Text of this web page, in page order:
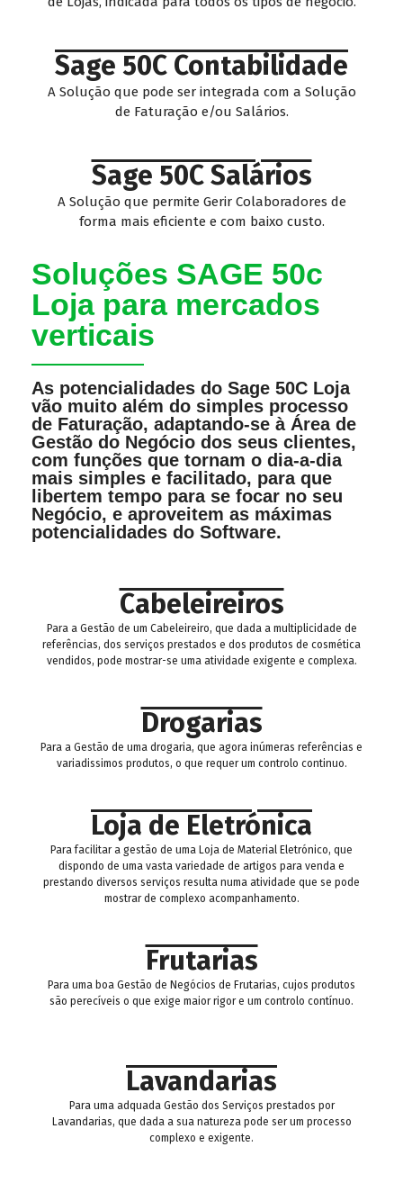
Sage 50C Contabilidade
A Solução que pode ser integrada com a Solução
de Faturação e/ou Salários.
Sage 50C Salários
A Solução que permite Gerir Colaboradores de
forma mais eficiente e com baixo custo.
Soluções SAGE 50c
Loja para mercados
verticais
As potencialidades do Sage 50C Loja
vão muito além do simples processo
de Faturação, adaptando-se à Área de
Gestão do Negócio dos seus clientes,
com funções que tornam o dia-a-dia
mais simples e facilitado, para que
libertem tempo para se focar no seu
Negócio, e aproveitem as máximas
potencialidades do Software.
Cabeleireiros
Para a Gestão de um Cabeleireiro, que dada a multiplicidade de
referências, dos serviços prestados e dos produtos de cosmética
vendidos, pode mostrar-se uma atividade exigente e complexa.
Drogarias
Para a Gestão de uma drogaria, que agora inúmeras referências e
variadissimos produtos, o que requer um controlo continuo.
Loja de Eletrónica
Para facilitar a gestão de uma Loja de Material Eletrónico, que
dispondo de uma vasta variedade de artigos para venda e
prestando diversos serviços resulta numa atividade que se pode
mostrar de complexo acompanhamento.
Frutarias
Para uma boa Gestão de Negócios de Frutarias, cujos produtos
são perecíveis o que exige maior rigor e um controlo contínuo.
Lavandarias
Para uma adquada Gestão dos Serviços prestados por
Lavandarias, que dada a sua natureza pode ser um processo
complexo e exigente.